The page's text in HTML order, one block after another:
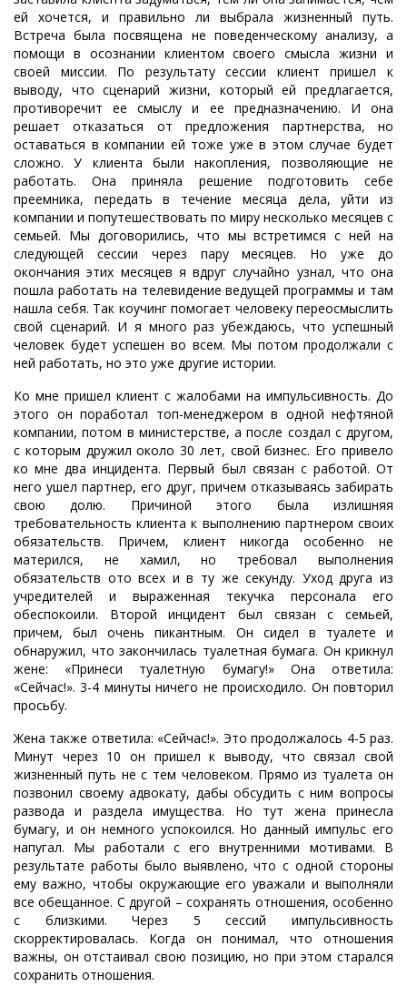
ей хочется, и правильно ли выбрала жизненный путь.
Встреча была посвящена не поведенческому анализу, а
помощи в осознании клиентом своего смысла жизни и
своей миссии. По результату сессии клиент пришел к
выводу, что сценарий жизни, который ей предлагается,
противоречит ее смыслу и ее предназначению. И она
решает отказаться от предложения партнерства, но
оставаться в компании ей тоже уже в этом случае будет
сложно. У клиента были накопления, позволяющие не
работать. Она приняла решение подготовить себе
преемника, передать в течение месяца дела, уйти из
компании и попутешествовать по миру несколько месяцев с
семьей. Мы договорились, что мы встретимся с ней на
следующей сессии через пару месяцев. Но уже до
окончания этих месяцев я вдруг случайно узнал, что она
пошла работать на телевидение ведущей программы и там
нашла себя. Так коучинг помогает человеку переосмыслить
свой сценарий. И я много раз убеждаюсь, что успешный
человек будет успешен во всем. Мы потом продолжали с
ней работать, но это уже другие истории.
Ко мне пришел клиент с жалобами на импульсивность. До
этого он поработал топ-менеджером в одной нефтяной
компании, потом в министерстве, а после создал с другом,
с которым дружил около 30 лет, свой бизнес. Его привело
ко мне два инцидента. Первый был связан с работой. От
него ушел партнер, его друг, причем отказываясь забирать
свою долю. Причиной этого была излишняя
требовательность клиента к выполнению партнером своих
обязательств. Причем, клиент никогда особенно не
матерился, не хамил, но требовал выполнения
обязательств ото всех и в ту же секунду. Уход друга из
учредителей и выраженная текучка персонала его
обеспокоили. Второй инцидент был связан с семьей,
причем, был очень пикантным. Он сидел в туалете и
обнаружил, что закончилась туалетная бумага. Он крикнул
жене: «Принеси туалетную бумагу!» Она ответила:
«Сейчас!». 3-4 минуты ничего не происходило. Он повторил
просьбу.
Жена также ответила: «Сейчас!». Это продолжалось 4-5 раз.
Минут через 10 он пришел к выводу, что связал свой
жизненный путь не с тем человеком. Прямо из туалета он
позвонил своему адвокату, дабы обсудить с ним вопросы
развода и раздела имущества. Но тут жена принесла
бумагу, и он немного успокоился. Но данный импульс его
напугал. Мы работали с его внутренними мотивами. В
результате работы было выявлено, что с одной стороны
ему важно, чтобы окружающие его уважали и выполняли
все обещанное. С другой – сохранять отношения, особенно
с близкими. Через 5 сессий импульсивность
скорректировалась. Когда он понимал, что отношения
важны, он отстаивал свою позицию, но при этом старался
сохранить отношения.